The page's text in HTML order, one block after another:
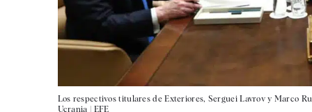
Los respectivos titulares de Exteriores, Serguei Lavrov y Marco
Ucrania | EFE